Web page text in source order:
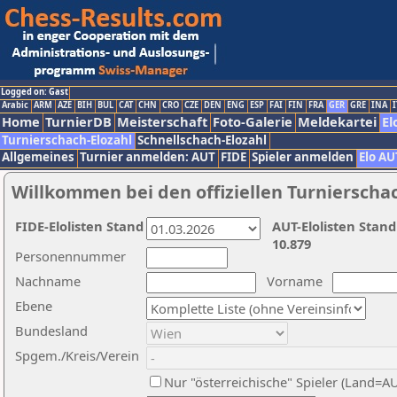
Logged on: Gast
Arabic ARM AZE BIH BUL CAT CHN CRO CZE DEN ENG ESP FAI FIN FRA GER GRE INA
Home TurnierDB Meisterschaft Foto-Galerie Meldekartei
Turnierschach-Elozahl Schnellschach-Elozahl
Allgemeines Turnier anmelden: AUT FIDE Spieler anmelden Elo
Willkommen bei den offiziellen
Nachname
Vorname
Ebene
Personennummer
Bundesland
Spgem./Kreis/Verein
Nur "österreichische" Spieler
AUT-Elolisten
10.879
FIDE-Elolisten Stand